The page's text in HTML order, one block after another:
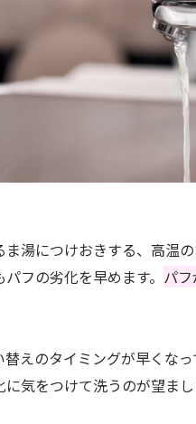
ま湯につけおきする、高温
フの劣化を早めます。 パ
替えのタイミングが早くな
気をつけて洗うのが望まし